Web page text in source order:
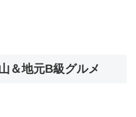
＆地元B級グルメ